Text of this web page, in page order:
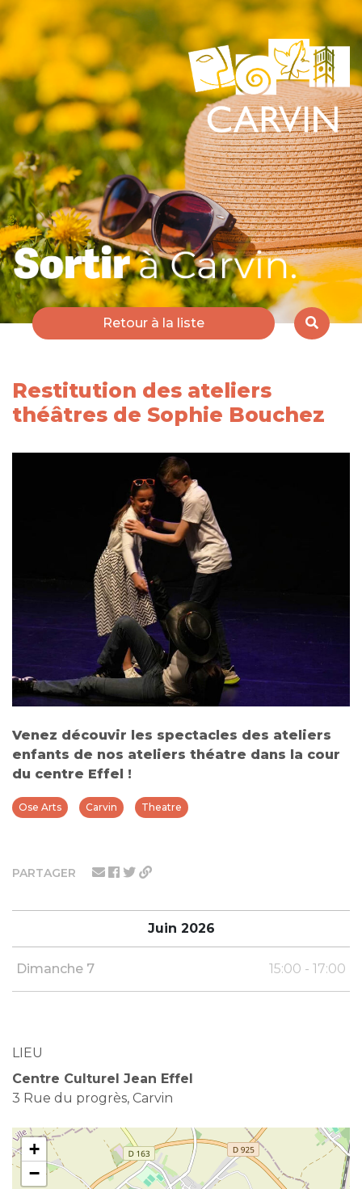
Retour à la liste
PARTAGER
Juin 2026
Dimanche 7 15:00 - 17:00
LIEU
Centre Culturel Jean Effel
3 Rue du progrès, Carvin
+
−
Restitution des ateliers
théâtres de Sophie Bouchez
Venez découvir les spectacles des ateliers
enfants de nos ateliers théatre dans la cour
du centre Effel !
Ose Arts Carvin Theatre